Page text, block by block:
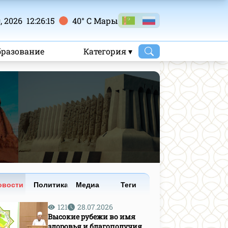
2026 12:26:16 40° C Mары
Категория ▾
Политика Медиа Теги
121
28.07.2026
Высокие рубежи во имя